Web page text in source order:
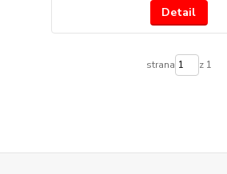
Detail
strana z 1